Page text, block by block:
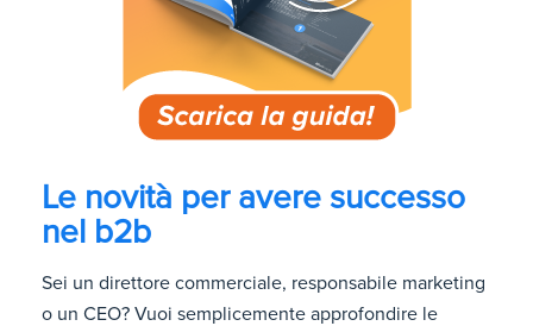
Le novità per avere successo
nel b2b
Sei un direttore commerciale, responsabile marketing
o un CEO? Vuoi semplicemente approfondire le